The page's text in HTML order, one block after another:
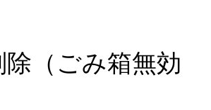
除（ごみ箱無効